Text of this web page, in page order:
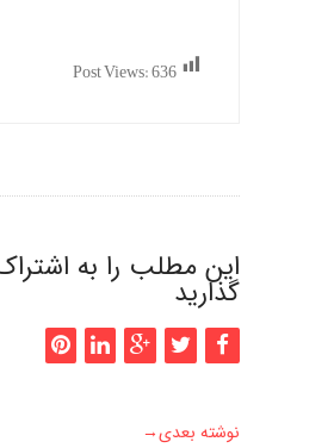
Post Views:636
این مطلب را به
گذارید
نوشته بعدی→